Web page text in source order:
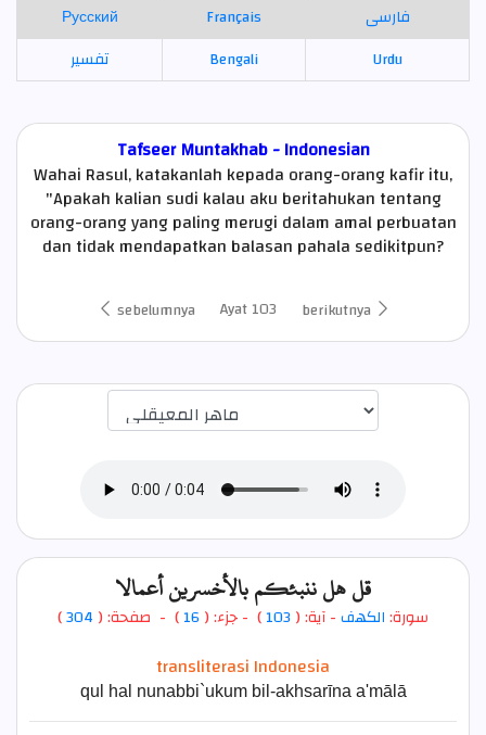
Русский
Français
فارسی
تفسير
Bengali Urdu
Tafseer Muntakhab - Indonesian
Wahai Rasul, katakanlah kepada orang-orang kafir itu,
"Apakah kalian sudi kalau aku beritahukan tentang
orang-orang yang paling merugi dalam amal perbuatan
dan tidak mendapatkan balasan pahala sedikitpun?
sebelumnya Ayat 103 berikutnya
اختيار قارئ الآية
قل هل ننبئكم بالأخسرين أعمالا
سورة:الكهف- آية: (103
) - جزء: (16) - صفحة: ( 304
)
transliterasi Indonesia
qul hal nunabbi`ukum bil-akhsarīna a'mālā